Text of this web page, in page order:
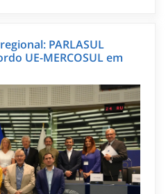
PARLASUL
UE-MERCOSUL em